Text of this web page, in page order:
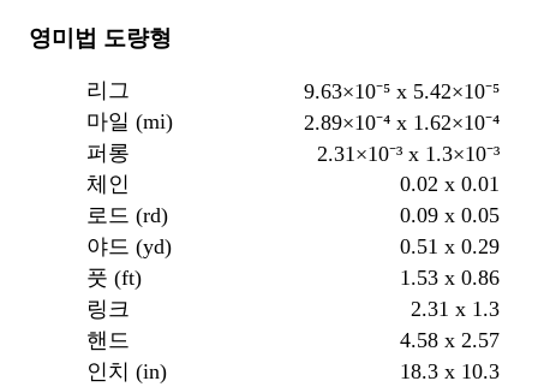
영미법 도량형
리그
9.63×10⁻⁵ x 5.42×10⁻⁵
마일 (mi)
2.89×10⁻⁴ x 1.62×10⁻⁴
퍼롱
2.31×10⁻³ x 1.3×10⁻³
체인
0.02 x 0.01
로드 (rd)
0.09 x 0.05
야드 (yd)
0.51 x 0.29
풋 (ft)
1.53 x 0.86
링크
2.31 x 1.3
핸드
4.58 x 2.57
인치 (in)
18.3 x 10.3